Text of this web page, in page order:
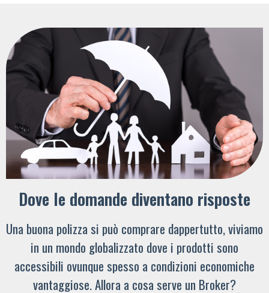
Dove le domande diventano risposte
Una buona polizza si può comprare dappertutto, viviamo
in un mondo globalizzato dove i prodotti sono
accessibili ovunque spesso a condizioni economiche
vantaggiose. Allora a cosa serve un Broker?